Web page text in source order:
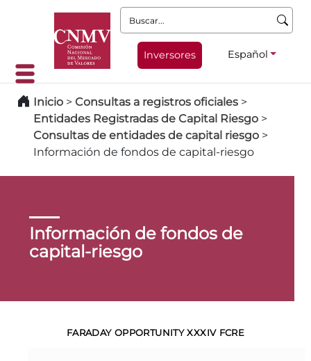
Buscar:
Inversores Español
Inicio > Consultas a registros oficiales >
Entidades Registradas de Capital Riesgo >
Consultas de entidades de capital riesgo >
Información de fondos de capital-riesgo
Información de fondos de
capital-riesgo
FARADAY OPPORTUNITY XXXIV FCRE